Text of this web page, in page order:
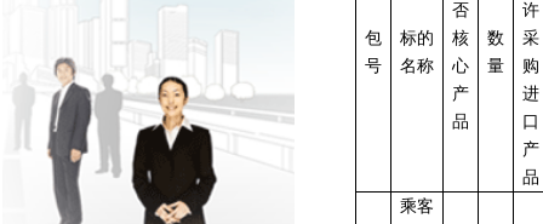
包
号
标的
名称
否
核
心
产
品
数
量
许
采
购
进
口
产
品
乘客